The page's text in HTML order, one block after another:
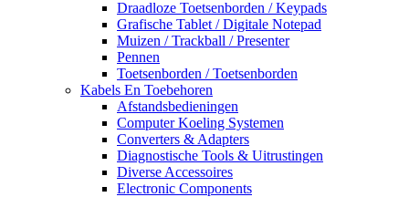
Draadloze Toetsenborden / Keypads
Grafische Tablet / Digitale Notepad
Muizen / Trackball / Presenter
Pennen
Toetsenborden / Toetsenborden
Kabels En Toebehoren
Afstandsbedieningen
Computer Koeling Systemen
Converters & Adapters
Diagnostische Tools & Uitrustingen
Diverse Accessoires
Electronic Components